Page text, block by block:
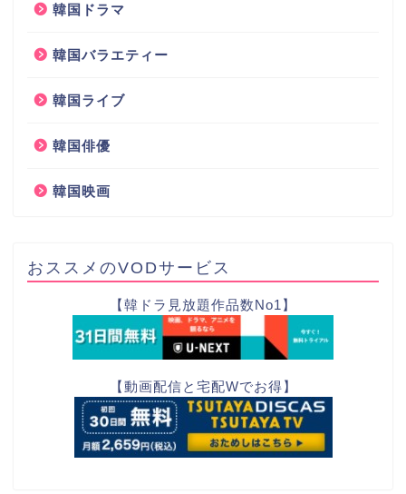
韓国ドラマ
韓国バラエティー
韓国ライブ
韓国俳優
韓国映画
おススメのVODサービス
【韓ドラ見放題作品数No1】
【動画配信と宅配Wでお得】